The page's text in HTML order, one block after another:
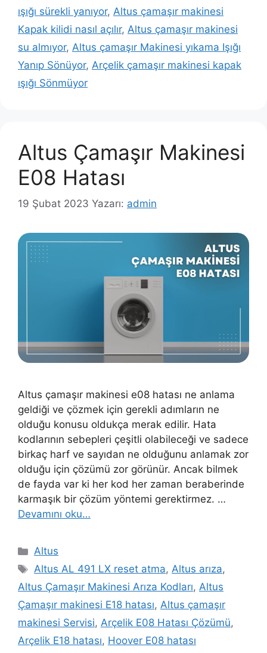
ışığı sürekli yanıyor, Altus çamaşır makinesi
Kapak kilidi nasıl açılır, Altus çamaşır makinesi
su almıyor, Altus çamaşır Makinesi yıkama Işığı
Yanıp Sönüyor, Arçelik çamaşır makinesi kapak
ışığı Sönmüyor
Altus Çamaşır Makinesi
E08 Hatası
19 Şubat 2023 Yazarı: admin
Altus çamaşır makinesi e08 hatası ne anlama
geldiği ve çözmek için gerekli adımların ne
olduğu konusu oldukça merak edilir. Hata
kodlarının sebepleri çeşitli olabileceği ve sadece
birkaç harf ve sayıdan ne olduğunu anlamak zor
olduğu için çözümü zor görünür. Ancak bilmek
de fayda var ki her kod her zaman beraberinde
karmaşık bir çözüm yöntemi gerektirmez. …
Devamını oku…
Kategoriler
Altus
Etiketler
Altus AL 491 LX reset atma,Altus arıza,
Altus Çamaşır Makinesi Arıza Kodları, Altus
Çamaşır makinesi E18 hatası, Altus çamaşır
makinesi Servisi, Arçelik E08 Hatası Çözümü,
Arçelik E18 hatası, Hoover E08 hatası